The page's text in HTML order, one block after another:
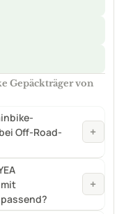
Gepäckträger von
Off-Road-
+
+